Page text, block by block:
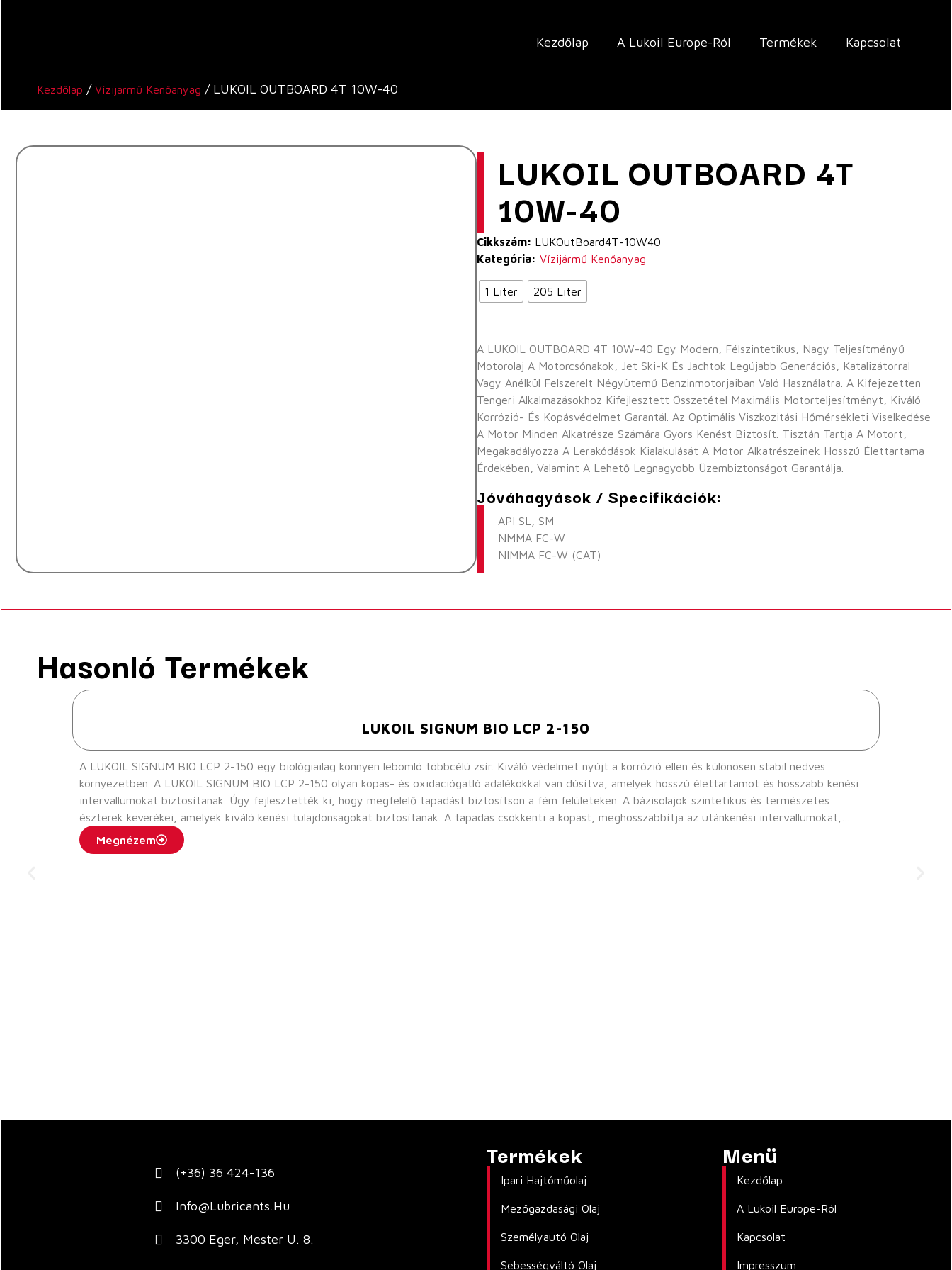
Kezdőlap A Lukoil Europe-Ról Termékek Kapcsolat
Kezdőlap / Vízijármű Kenőanyag / LUKOIL OUTBOARD 4T 10W-40
LUKOIL OUTBOARD 4T
10W-40
Cikkszám: LUKOutBoard4T-10W40
Kategória: Vízijármű Kenőanyag
1 Liter 205 Liter
A LUKOIL OUTBOARD 4T 10W-40 Egy Modern, Félszintetikus, Nagy Teljesítményű
Motorolaj A Motorcsónakok, Jet Ski-K És Jachtok Legújabb Generációs, Katalizátorral
Vagy Anélkül Felszerelt Négyütemű Benzinmotorjaiban Való Használatra. A Kifejezetten
Tengeri Alkalmazásokhoz Kifejlesztett Összetétel Maximális Motorteljesítményt, Kiváló
Korrózió- És Kopásvédelmet Garantál. Az Optimális Viszkozitási Hőmérsékleti Viselkedése
A Motor Minden Alkatrésze Számára Gyors Kenést Biztosít. Tisztán Tartja A Motort,
Megakadályozza A Lerakódások Kialakulását A Motor Alkatrészeinek Hosszú Élettartama
Érdekében, Valamint A Lehető Legnagyobb Üzembiztonságot Garantálja.
Jóváhagyások / Specifikációk:
API SL, SM
NMMA FC-W
NIMMA FC-W (CAT)
Hasonló Termékek
LUKOIL SIGNUM BIO LCP 2-150
A LUKOIL SIGNUM BIO LCP 2-150 egy biológiailag könnyen lebomló többcélú zsír. Kiváló védelmet nyújt a korrózió ellen és különösen stabil nedves
környezetben. A LUKOIL SIGNUM BIO LCP 2-150 olyan kopás- és oxidációgátló adalékokkal van dúsítva, amelyek hosszú élettartamot és hosszabb kenési
intervallumokat biztosítanak. Úgy fejlesztették ki, hogy megfelelő tapadást biztosítson a fém felületeken. A bázisolajok szintetikus és természetes
észterek keverékei, amelyek kiváló kenési tulajdonságokat biztosítanak. A tapadás csökkenti a kopást, meghosszabbítja az utánkenési intervallumokat,
megakadályozza a víz bejutását és csökkenti a karbantartási igényt.
Megnézem
(+36) 36 424-136
Info@lubricants.hu
3300 Eger, Mester U. 8.
Termékek
Ipari Hajtóműolaj
Mezőgazdasági Olaj
Személyautó Olaj
Sebességváltó Olaj
Menü
Kezdőlap
A Lukoil Europe-Ról
Kapcsolat
Impresszum